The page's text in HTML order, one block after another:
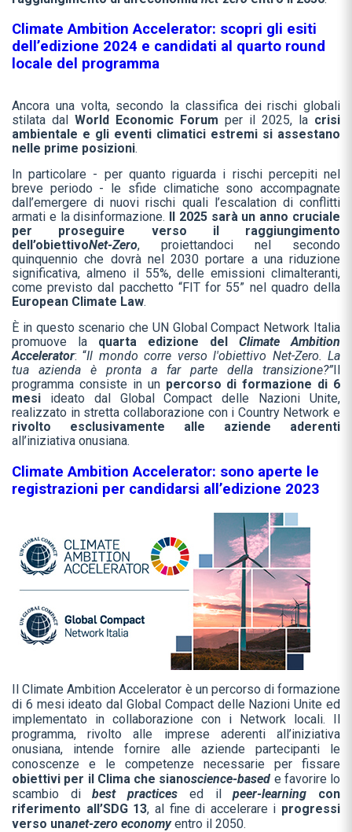
Climate Ambition Accelerator: scopri gli esiti
dell’edizione 2024 e candidati al quarto round
locale del programma
Ancora una volta, secondo la classifica dei rischi globali
stilata dal World Economic Forum per il 2025, la crisi
ambientale e gli eventi climatici estremi si assestano
nelle prime posizioni.
In particolare - per quanto riguarda i rischi percepiti nel
breve periodo - le sfide climatiche sono accompagnate
dall’emergere di nuovi rischi quali l’escalation di conflitti
armati e la disinformazione. Il 2025 sarà un anno cruciale
per proseguire verso il raggiungimento
dell’obiettivoNet-Zero, proiettandoci nel secondo
quinquennio che dovrà nel 2030 portare a una riduzione
significativa, almeno il 55%, delle emissioni climalteranti,
come previsto dal pacchetto “FIT for 55” nel quadro della
European Climate Law.
È in questo scenario che UN Global Compact Network Italia
promuove la quarta edizione del
Climate Ambition
Accelerator: “Il mondo corre verso l'obiettivo Net-Zero. La
tua azienda è pronta a far parte della transizione?”Il
programma consiste in un percorso di formazione di 6
mesi ideato dal Global Compact delle Nazioni Unite,
realizzato in stretta collaborazione con i Country Network e
rivolto esclusivamente alle aziende aderenti
all’iniziativa onusiana.
Climate Ambition Accelerator: sono aperte le
registrazioni per candidarsi all’edizione 2023
Il Climate Ambition Accelerator è un percorso di formazione
di 6 mesi ideato dal Global Compact delle Nazioni Unite ed
implementato in collaborazione con i Network locali. Il
programma, rivolto alle imprese aderenti all’iniziativa
onusiana, intende fornire alle aziende partecipanti le
conoscenze e le competenze necessarie per fissare
obiettivi per il Clima che sianoscience-based e favorire lo
scambio dibest practices ed ilpeer-learning con
riferimento all’SDG 13, al fine di accelerare i progressi
verso unanet-zero economyentro il 2050.